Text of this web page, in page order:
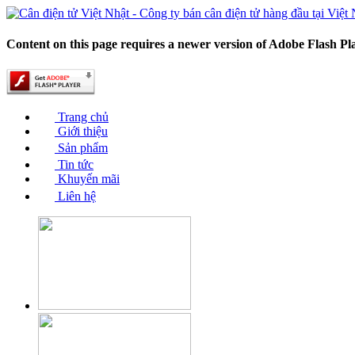
Content on this page requires a newer version of Adobe Flash
Trang chủ
Giới thiệu
Sản phẩm
Tin tức
Khuyến mãi
Liên hệ